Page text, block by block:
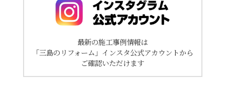
最新の施工事例情報は
「三島のリフォーム」インスタ公式アカウントから
ご確認いただけます